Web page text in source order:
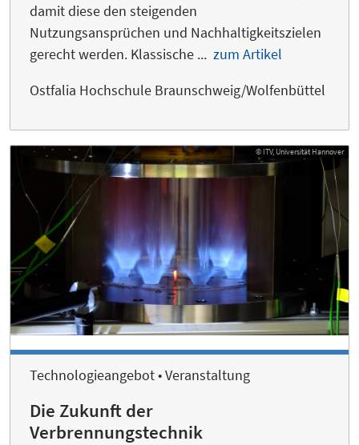
damit diese den steigenden
Nutzungsansprüchen und Nachhaltigkeitszielen
gerecht werden. Klassische ... zum Artikel
Ostfalia Hochschule Braunschweig/Wolfenbüttel
© ITV, Universität Hannover
Technologieangebot • Veranstaltung
Die Zukunft der
Verbrennungstechnik